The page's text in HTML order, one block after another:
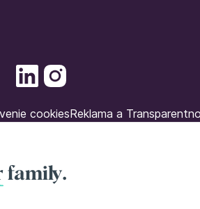
cookiesReklama a
family.